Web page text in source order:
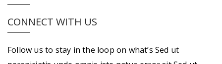
CONNECT WITH US
Follow us to stay in the loop on what’s Sed ut